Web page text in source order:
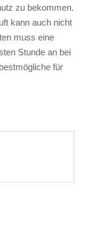
zu bekommen.
kann auch nicht
muss eine
Stunde an bei
für